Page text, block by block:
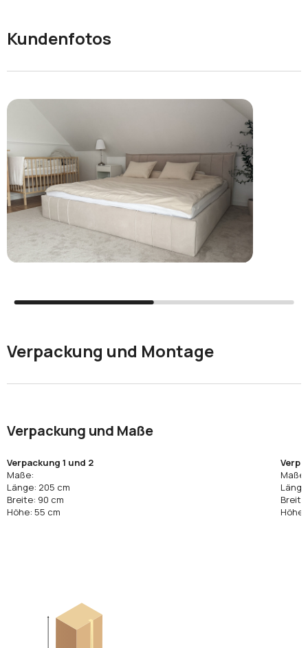
Kundenfotos
Verpackung und Montage
Verpackung und Maße
Verpackung 1 und 2
Maße:
Länge: 205 cm
Breite: 90 cm
Höhe: 55 cm
Maße:
Höhe: